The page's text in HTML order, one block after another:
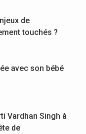
de
touchés ?
avec son bébé
Vardhan Singh à
de